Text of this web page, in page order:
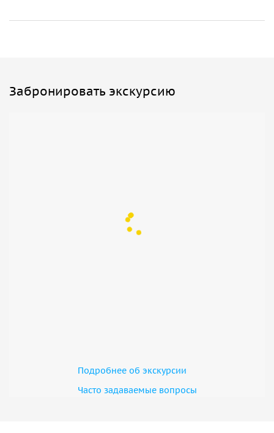
Забронировать экскурсию
Подробнее об экскурсии
Часто задаваемые вопросы